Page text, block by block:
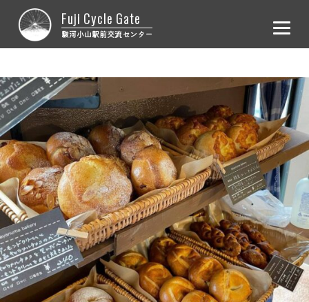
Fuji Cycle Gate
駿河小山駅前交流センター
ホーム レンタサイクル 施設概要 お問合せ